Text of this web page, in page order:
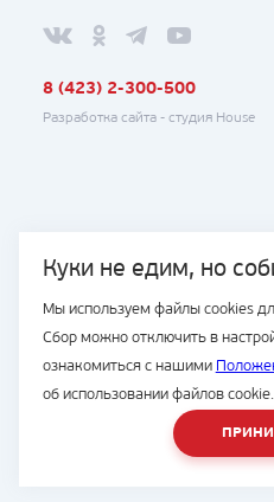
Куки не едим, но
Мы используем файлы cookies
Сбор можно отключить в
ознакомиться с нашими
об использовании файлов cookie.
8 (423) 2-300-500
Разработка сайта - студия House